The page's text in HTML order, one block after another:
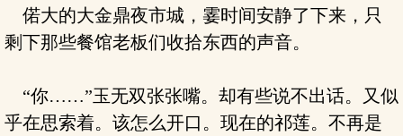
偌大的大金鼎夜市城，霎时间安静了下来，只
剩下那些餐馆老板们收拾东西的声音。
“你……”玉无双张张嘴。却有些说不出话。又似
乎在思索着。该怎么开口。现在的祁莲。不再是